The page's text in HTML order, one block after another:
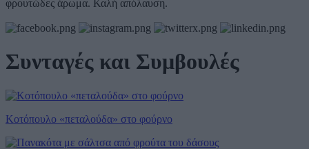
φρουτώδες άρωμα. Καλή απόλαυση.
Συνταγές και Συμβουλές
Κοτόπουλο «πεταλούδα» στο φούρνο